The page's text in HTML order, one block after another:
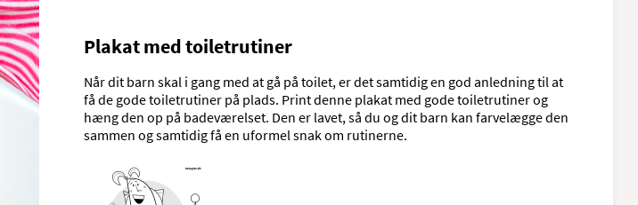
Plakat med toiletrutiner
Når dit barn skal i gang med at gå på toilet, er det samtidig en god anledning til at
få de gode toiletrutiner på plads. Print denne plakat med gode toiletrutiner og
hæng den op på badeværelset. Den er lavet, så du og dit barn kan farvelægge den
sammen og samtidig få en uformel snak om rutinerne.